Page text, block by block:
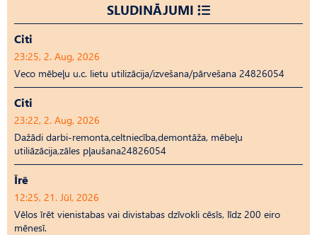
SLUDINĀJUMI
Citi
23:25, 2. Aug, 2026
Veco mēbeļu u.c. lietu utilizācija/izvešana/pārvešana 24826054
Citi
23:22, 2. Aug, 2026
Dažādi darbi-remonta,celtniecība,demontāža, mēbeļu
utiliāzācija,zāles pļaušana24826054
Īrē
12:25, 21. Jūl, 2026
Vēlos īrēt vienistabas vai divistabas dzīvokli cēsīs, līdz 200 eiro
mēnesī.